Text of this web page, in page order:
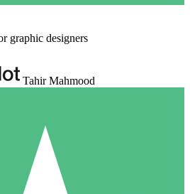
graphic designers
Tahir Mahmood